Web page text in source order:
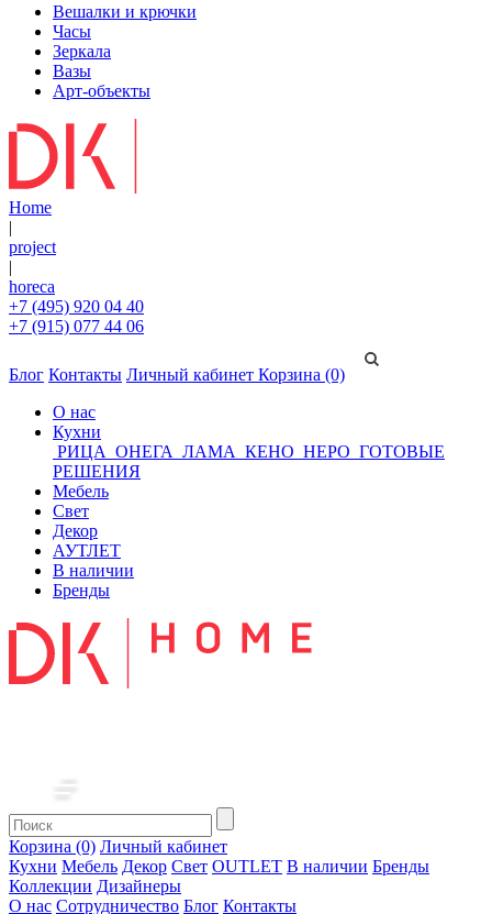
Вешалки и крючки
Часы
Зеркала
Вазы
Арт-объекты
Home
|
project
|
horeca
+7 (495) 920 04 40
+7 (915) 077 44 06
Блог Контакты Личный кабинет Корзина (0)
О нас
Кухни
РИЦА ОНЕГА ЛАМА КЕНО НЕРО ГОТОВЫЕ
РЕШЕНИЯ
Мебель
Свет
Декор
АУТЛЕТ
В наличии
Бренды
Корзина (0) Личный кабинет
Кухни Мебель Декор Свет OUTLET В наличии Бренды
Коллекции Дизайнеры
О нас Сотрудничество Блог Контакты